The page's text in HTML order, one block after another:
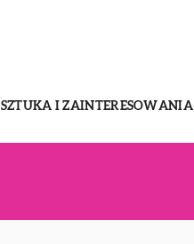
SZTUKA I ZAINTERESOWANIA